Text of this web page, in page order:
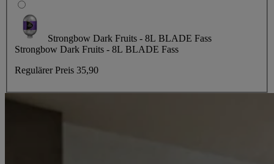
Strongbow Dark Fruits - 8L BLADE Fass
Strongbow Dark Fruits - 8L BLADE Fass
Regulärer Preis 35,90